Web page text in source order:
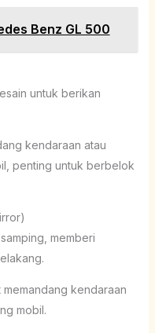
Benz GL 500
untuk berikan
kendaraan atau
penting untuk berbelok
memberi
kendaraan
mobil.